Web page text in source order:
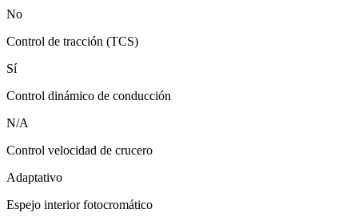
No
Control de tracción (TCS)
Sí
Control dinámico de conducción
N/A
Control velocidad de crucero
Adaptativo
Espejo interior fotocromático